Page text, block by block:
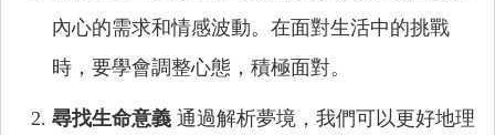
內心的需求和情感波動。在面對生活中的挑戰
時，要學會調整心態，積極面對。
尋找生命意義 通過解析夢境，我們可以更好地理